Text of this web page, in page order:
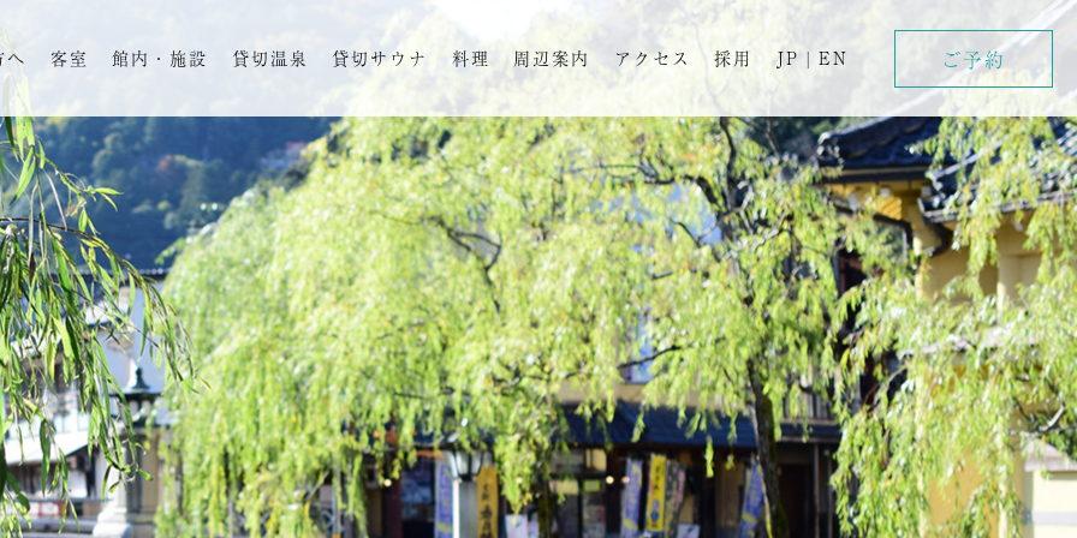
へ 客室 館内・施設 貸切温泉 貸切サウナ 料理 周辺案内 アクセス 採用 JP | EN ご予約